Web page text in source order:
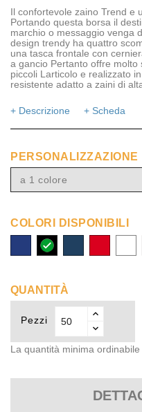
Il confortevole zaino Trend e
Portando questa borsa il
marchio o messaggio venga
design trendy ha quattro
una tasca frontale con
a gancio Pertanto offre
piccoli Larticolo e realizzato
resistente adatto a zaini di
+ Descrizione + Scheda
PERSONALIZZAZIONE
a 1 colore
COLORI DISPONIBILI
blu
nero
QUANTITÀ
Pezzi
La quantità minima